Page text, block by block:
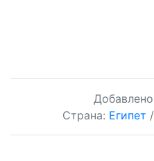
Добавлено
Страна: Египет /